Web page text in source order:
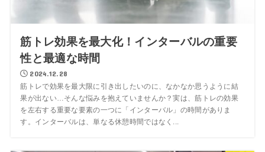
筋トレ効果を最大化！インターバルの重要
性と最適な時間
2024.12.28
筋トレで効果を最大限に引き出したいのに、なかなか思うように結
果が出ない…そんな悩みを抱えていませんか？実は、筋トレの効果
を左右する重要な要素の一つに「インターバル」の時間がありま
す。インターバルは、単なる休憩時間ではなく...